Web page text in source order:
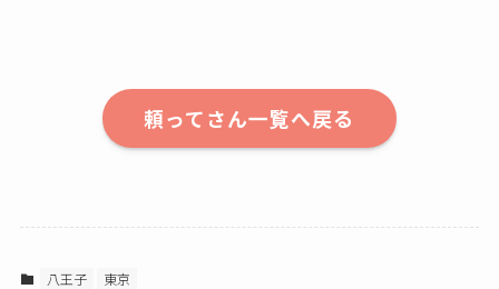
頼ってさん一覧へ戻る
八王子 東京